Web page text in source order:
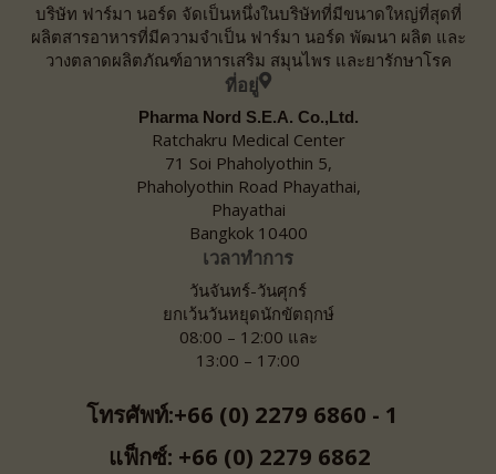
บริษัท ฟาร์มา นอร์ด จัดเป็นหนึ่งในบริษัทที่มีขนาดใหญ่ที่สุดที่
ผลิตสารอาหารที่มีความจำเป็น ฟาร์มา นอร์ด พัฒนา ผลิต และ
วางตลาดผลิตภัณฑ์อาหารเสริม สมุนไพร และยารักษาโรค
ที่อยู่
Pharma Nord S.E.A. Co.,Ltd.
Ratchakru Medical Center
71 Soi Phaholyothin 5,
Phaholyothin Road Phayathai,
Phayathai
Bangkok 10400
เวลาทำการ
วันจันทร์-วันศุกร์
ยกเว้นวันหยุดนักขัตฤกษ์
08:00 – 12:00 และ
13:00 – 17:00
โทรศัพท์:+66 (0) 2279 6860 - 1
แฟ็กซ์: +66 (0) 2279 6862